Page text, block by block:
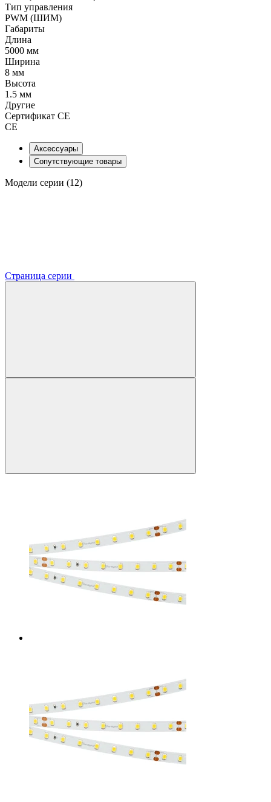
Тип управления
PWM (ШИМ)
Габариты
Длина
5000 мм
Ширина
8 мм
Высота
1.5 мм
Другие
Сертификат CE
CE
Аксессуары
Сопутствующие товары
Модели серии (12)
Страница серии